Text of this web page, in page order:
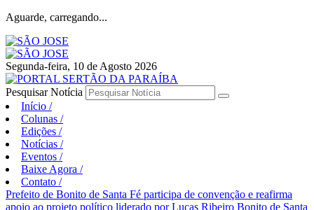
Aguarde, carregando...
Segunda-feira, 10 de Agosto 2026
Pesquisar Notícia
Início /
Colunas /
Edições /
Notícias /
Eventos /
Baixe Agora /
Contato /
Prefeito de Bonito de Santa Fé participa de convenção e reafirma
apoio ao projeto político liderado por Lucas Ribeiro Bonito de Santa